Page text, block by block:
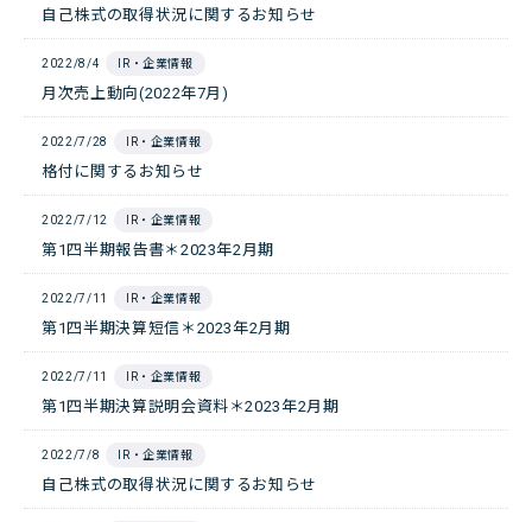
自己株式の取得状況に関するお知らせ
2022/8/4 IR・企業情報
月次売上動向(2022年7月)
2022/7/28 IR・企業情報
格付に関するお知らせ
2022/7/12 IR・企業情報
第1四半期報告書＊2023年2月期
2022/7/11 IR・企業情報
第1四半期決算短信＊2023年2月期
2022/7/11 IR・企業情報
第1四半期決算説明会資料＊2023年2月期
2022/7/8 IR・企業情報
自己株式の取得状況に関するお知らせ